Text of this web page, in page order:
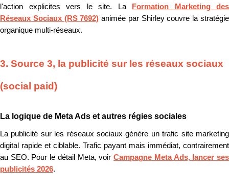
l'action explicites vers le site. La
Formation Marketing des
Réseaux Sociaux (RS 7692) animée par Shirley couvre la stratégie
organique multi-réseaux.
3. Source 3, la publicité sur les réseaux sociaux
(social paid)
La logique de Meta Ads et autres régies sociales
La publicité sur les réseaux sociaux génère un trafic site marketing
digital rapide et ciblable. Trafic payant mais immédiat, contrairement
au SEO. Pour le détail Meta, voirCampagne Meta Ads, lancer ses
publicités 2026.